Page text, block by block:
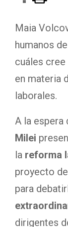
Maia
humanos
cuáles
en materia
laborales.
A la espera
Milei
la reforma
proyecto de
para
dirigentes